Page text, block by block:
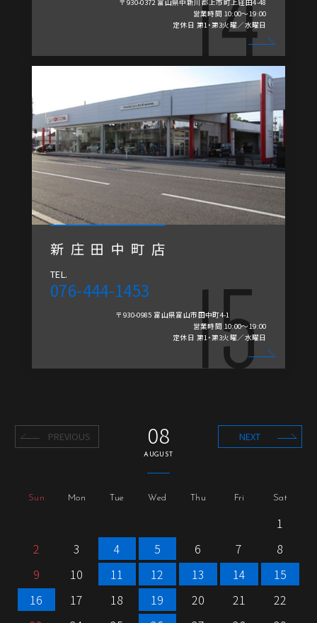
営業時間 10:00～19:00
定休日 第1・第3火曜／水曜日
新庄田中町店
TEL.
076-444-1453
〒930-0985 富山県富山市田中町4-1
営業時間 10:00～19:00
定休日 第1・第3火曜／水曜日
PREVIOUS NEXT
08
AUGUST
Sun Mon Tue Wed Thu Fri Sat
1
2
3 4 5 6 7
8
9
10 11 12 13 14
15
16
17 18 19 20 21
22